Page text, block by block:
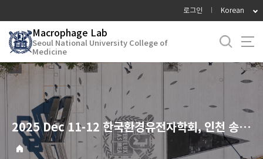
로
메
뉴
로그인 Korean
Macrophage Lab
Seoul National University College of
Medicine
2025 Dec 11-12 한국환경유전자학회, 인천 송도 오라카이 호텔 참석